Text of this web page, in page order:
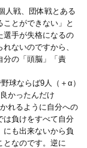
人戦、団体戦とある
とができない」と
選手が失格になるの
ないのですから、
分の「頭脳」「責
野球ならば9人（＋ α ）
かったんだけ
れるように自分への
は負けをすべて自分
も出来ないから負
となのです。逆に